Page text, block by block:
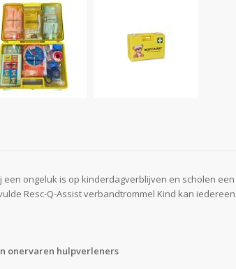
ongeluk is op kinderdagverblijven en scholen
Resc-Q-Assist verbandtrommel Kind kan
onervaren hulpverleners